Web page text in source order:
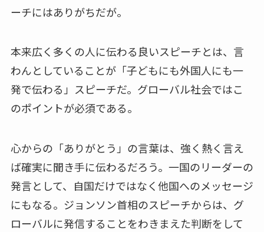
ーチにはありがちだが。
本来広く多くの人に伝わる良いスピーチとは、言
わんとしていることが「子どもにも外国人にも一
発で伝わる」スピーチだ。グローバル社会ではこ
のポイントが必須である。
心からの「ありがとう」の言葉は、強く熱く言え
ば確実に聞き手に伝わるだろう。一国のリーダーの
発言として、自国だけではなく他国へのメッセージ
にもなる。ジョンソン首相のスピーチからは、グ
ローバルに発信することをわきまえた判断をして